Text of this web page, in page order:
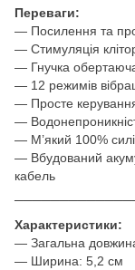
Переваги:
— Посилення та
— Стимуляція
— Гнучка
— 12 режимів
— Просте
—
— М’який 100%
— Вбудований
кабель
Характеристики:
— Загальна
— Ширина: 5,2 см